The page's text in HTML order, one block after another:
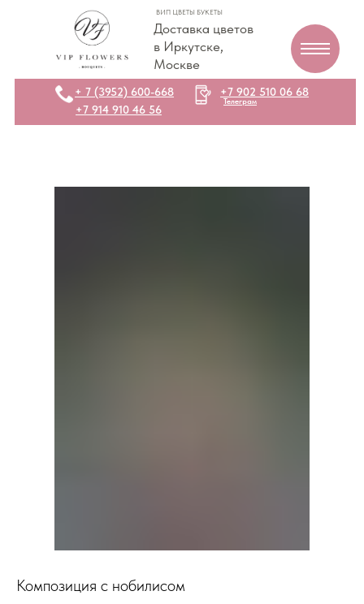
Доставка цветов
в Иркутске,
Москве
ВИП ЦВЕТЫ БУКЕТЫ
+7 914 910 46 56
+7 902 510 06 68
Телеграм
+ 7 (3952) 600-668
Композиция с нобилисом